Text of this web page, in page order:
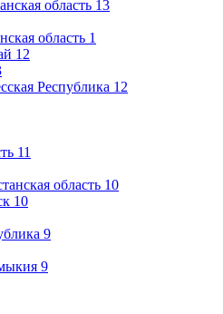
область 13
область 1
12
Республика 12
11
область 10
10
9
9